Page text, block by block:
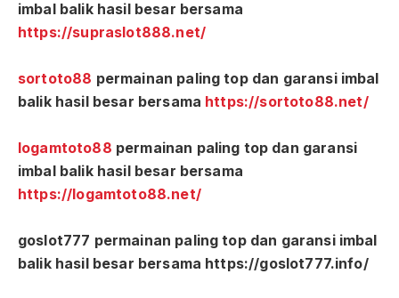
imbal balik hasil besar bersama
https://supraslot888.net/
sortoto88 permainan paling top dan garansi imbal
balik hasil besar bersama https://sortoto88.net/
logamtoto88 permainan paling top dan garansi
imbal balik hasil besar bersama
https://logamtoto88.net/
goslot777 permainan paling top dan garansi imbal
balik hasil besar bersama https://goslot777.info/